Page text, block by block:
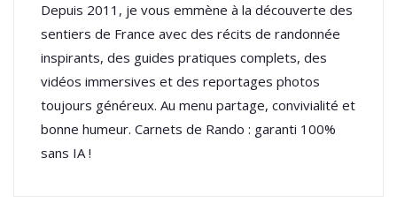
Depuis 2011, je vous emmène à la découverte des
sentiers de France avec des récits de randonnée
inspirants, des guides pratiques complets, des
vidéos immersives et des reportages photos
toujours généreux. Au menu partage, convivialité et
bonne humeur. Carnets de Rando : garanti 100%
sans IA !